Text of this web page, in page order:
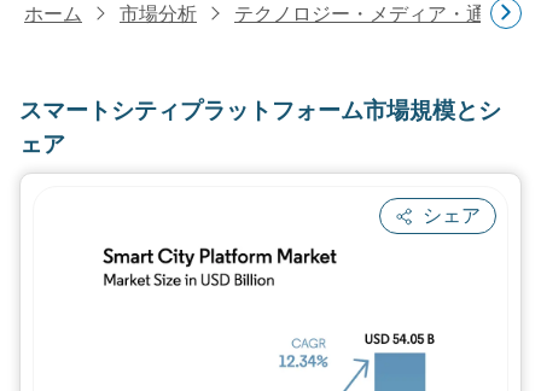
ホーム 市場分析 テクノロジー・メディア・通信研
スマートシティプラットフォーム市場規模とシ
ェア
シェア